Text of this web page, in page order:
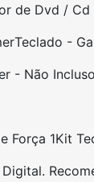
de Dvd / Cd
Teclado -
- Não Incluso
1Kit